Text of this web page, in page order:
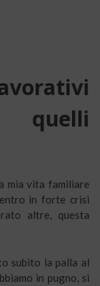
quelli
mia vita familiare
in forte crisi
altre, questa
subito la palla al
in pugno, si